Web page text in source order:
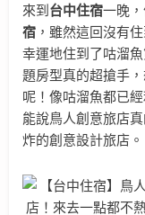
來到台中住宿一晚
宿 ，雖然這回沒有
幸運地住到了咕溜
題房型真的超搶手
呢！像咕溜魚都已
能說鳥人創意旅店
炸的創意設計旅店。